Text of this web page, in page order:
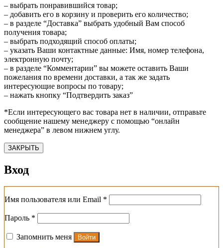
– выбрать понравившийся товар;
– добавить его в корзину и проверить его количество;
– в разделе “Доставка” выбрать удобный Вам способ
получения товара;
– выбрать подходящий способ оплаты;
– указать Ваши контактные данные: Имя, номер телефона,
электронную почту;
– в разделе “Комментарии” вы можете оставить Ваши
пожелания по времени доставки, а так же задать
интересующие вопросы по товару;
– нажать кнопку “Подтвердить заказ”
*Если интересующего вас товара нет в наличии, отправьте
сообщение нашему менеджеру с помощью “онлайн
менеджера” в левом нижнем углу.
ЗАКРЫТЬ
Вход
Имя пользователя или Email *
Пароль *
Запомнить меня Войти